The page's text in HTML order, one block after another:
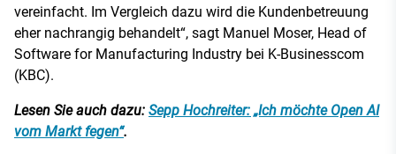
vereinfacht. Im Vergleich dazu wird die Kundenbetreuung
eher nachrangig behandelt“, sagt Manuel Moser, Head of
Software for Manufacturing Industry bei K-Businesscom
(KBC).
Lesen Sie auch dazu: Sepp Hochreiter: „Ich möchte Open AI
vom Markt fegen“.